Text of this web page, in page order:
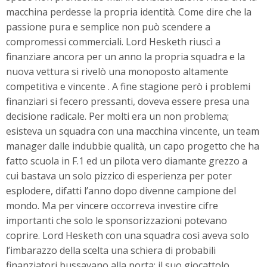
macchina perdesse la propria identità. Come dire che la
passione pura e semplice non può scendere a
compromessi commerciali. Lord Hesketh riuscì a
finanziare ancora per un anno la propria squadra e la
nuova vettura si rivelò una monoposto altamente
competitiva e vincente . A fine stagione però i problemi
finanziari si fecero pressanti, doveva essere presa una
decisione radicale. Per molti era un non problema;
esisteva un squadra con una macchina vincente, un team
manager dalle indubbie qualità, un capo progetto che ha
fatto scuola in F.1 ed un pilota vero diamante grezzo a
cui bastava un solo pizzico di esperienza per poter
esplodere, difatti l’anno dopo divenne campione del
mondo. Ma per vincere occorreva investire cifre
importanti che solo le sponsorizzazioni potevano
coprire. Lord Hesketh con una squadra così aveva solo
l’imbarazzo della scelta una schiera di probabili